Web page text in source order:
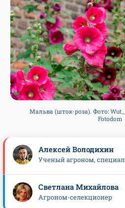
Мальва (шток-роза). Фото:
Fotodom
Алексей Володихин
Ученый агроном,
Светлана Михайлова
Агроном-селекционер